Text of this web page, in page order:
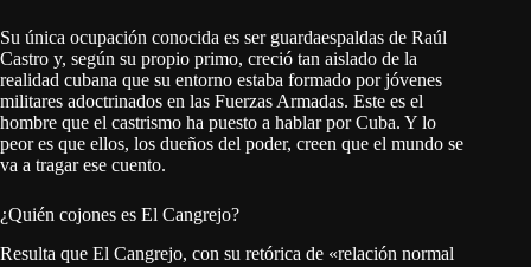
Su única ocupación conocida es ser guardaespaldas de Raúl
Castro y, según su propio primo, creció tan aislado de la
realidad cubana que su entorno estaba formado por jóvenes
militares adoctrinados en las Fuerzas Armadas. Este es el
hombre que el castrismo ha puesto a hablar por Cuba. Y lo
peor es que ellos, los dueños del poder, creen que el mundo se
va a tragar ese cuento.
¿Quién cojones es El Cangrejo?
Resulta que El Cangrejo, con su retórica de «relación normal